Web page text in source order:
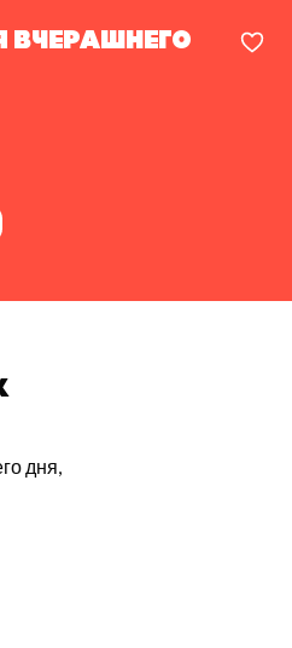
вчерашнего
дня,